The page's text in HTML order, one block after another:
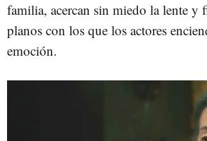
familia, acercan sin miedo la lente y
planos con los que los actores
emoción.